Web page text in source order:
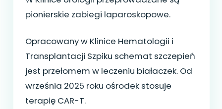
pionierskie zabiegi laparoskopowe.
Opracowany w Klinice Hematologii i
Transplantacji Szpiku schemat szczepień
jest przełomem w leczeniu białaczek. Od
września 2025 roku ośrodek stosuje
terapię CAR-T.